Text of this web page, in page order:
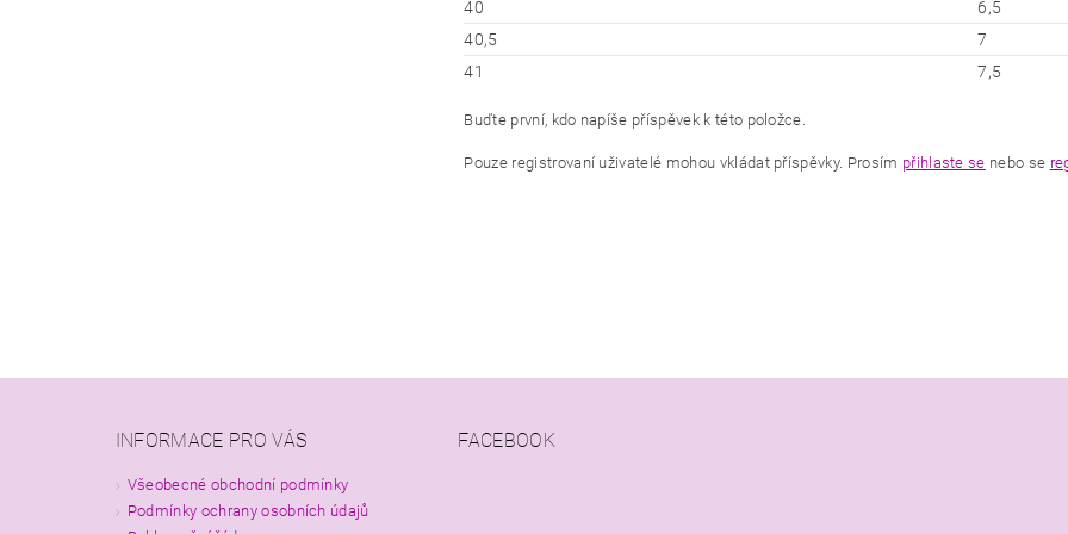
40
6,5
40,5
7
41
7,5
Buďte první, kdo napíše příspěvek k této položce.
Pouze registrovaní uživatelé mohou vkládat příspěvky. Prosím přihlaste se nebo se
INFORMACE PRO VÁS
Všeobecné obchodní podmínky
Podmínky ochrany osobních údajů
FACEBOOK